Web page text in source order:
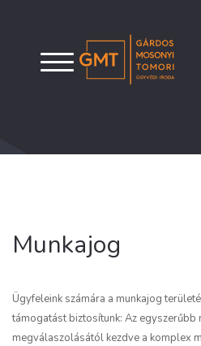
Munkajog
Ügyfeleink számára a munkajog
támogatást biztosítunk: Az egyszerűbb
megválaszolásától kezdve a komplex